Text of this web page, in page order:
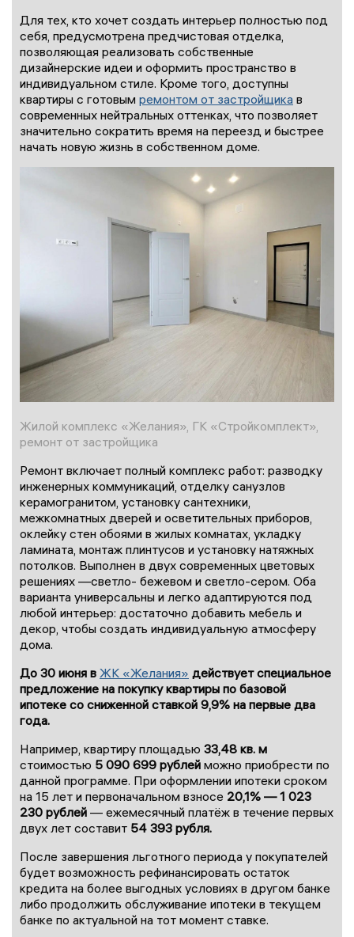
Для тех, кто хочет создать интерьер полностью под
себя, предусмотрена предчистовая отделка,
позволяющая реализовать собственные
дизайнерские идеи и оформить пространство в
индивидуальном стиле. Кроме того, доступны
квартиры с готовым ремонтом от застройщика в
современных нейтральных оттенках, что позволяет
значительно сократить время на переезд и быстрее
начать новую жизнь в собственном доме.
Жилой комплекс «Желания», ГК «Стройкомплект»,
ремонт от застройщика
Ремонт включает полный комплекс работ: разводку
инженерных коммуникаций, отделку санузлов
керамогранитом, установку сантехники,
межкомнатных дверей и осветительных приборов,
оклейку стен обоями в жилых комнатах, укладку
ламината, монтаж плинтусов и установку натяжных
потолков. Выполнен в двух современных цветовых
решениях —светло- бежевом и светло-сером. Оба
варианта универсальны и легко адаптируются под
любой интерьер: достаточно добавить мебель и
декор, чтобы создать индивидуальную атмосферу
дома.
До 30 июня в ЖК «Желания» действует специальное
предложение на покупку квартиры по базовой
ипотеке со сниженной ставкой 9,9% на первые два
года.
Например, квартиру площадью 33,48 кв. м
стоимостью 5 090 699 рублей можно приобрести по
данной программе. При оформлении ипотеки сроком
на 15 лет и первоначальном взносе 20,1% — 1 023
230 рублей — ежемесячный платёж в течение первых
двух лет составит 54 393 рубля.
После завершения льготного периода у покупателей
будет возможность рефинансировать остаток
кредита на более выгодных условиях в другом банке
либо продолжить обслуживание ипотеки в текущем
банке по актуальной на тот момент ставке.